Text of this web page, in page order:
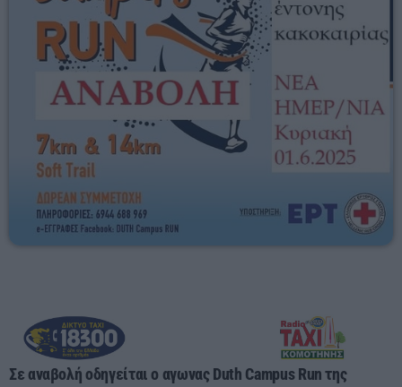
23:55 - 00:00
Σε αναβολή οδηγείται ο αγωνας Duth Campus Run της